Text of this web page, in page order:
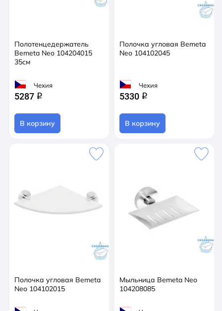
Полотенцедержатель
Bemeta Neo 104204015
35см
Чехия
5287 q
В корзину
Полочка угловая Bemeta
Neo 104102045
Чехия
5330 q
В корзину
Полочка угловая Bemeta
Neo 104102015
Мыльница Bemeta Neo
104208085